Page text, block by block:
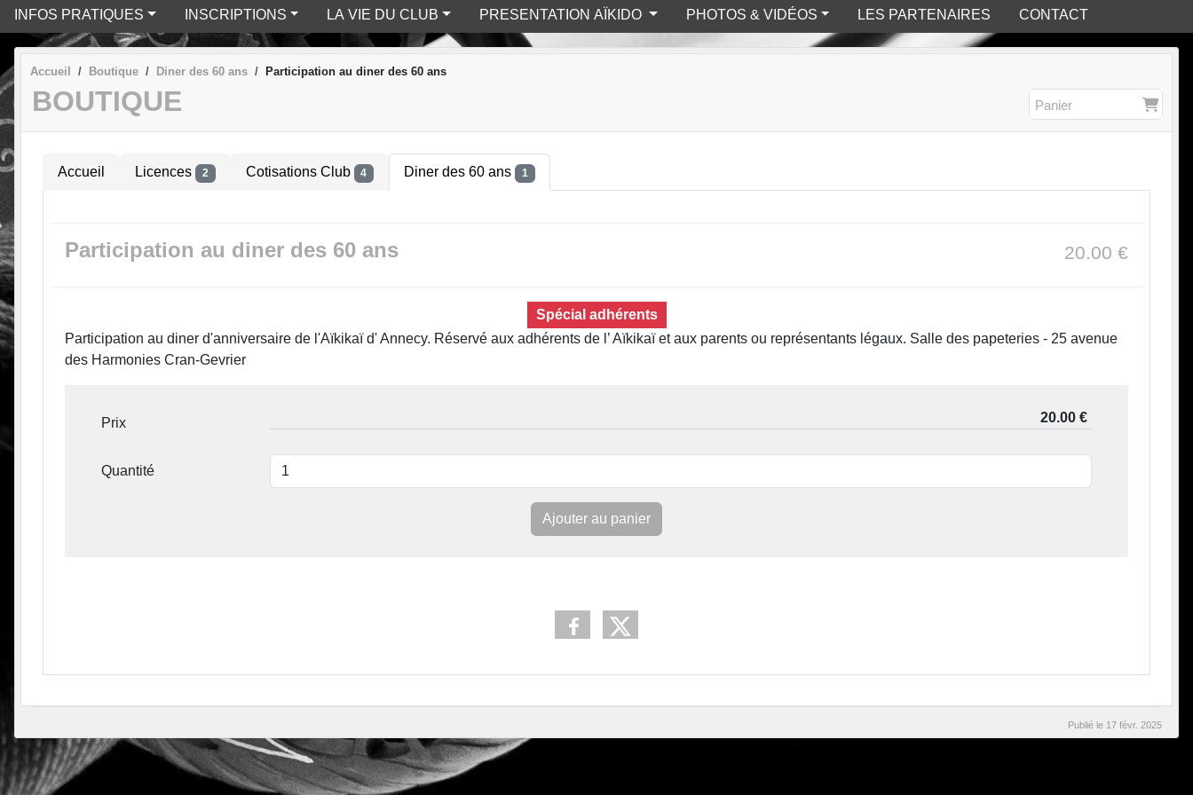
INFOS PRATIQUES INSCRIPTIONS LA VIE DU CLUB PRESENTATION AÏKIDO PHOTOS & VIDÉOS LES PARTENAIRES CONTACT
Accueil Boutique Diner des 60 ans Participation au diner des 60 ans
BOUTIQUE Panier
Accueil Licences 2 Cotisations Club 4 Diner des 60 ans 1
Participation au diner des 60 ans 20.00 €
Spécial adhérents
Participation au diner d'anniversaire de l'Aïkikaï d' Annecy. Réservé aux adhérents de l’ Aïkikaï et aux parents ou représentants légaux. Salle des papeteries - 25 avenue
des Harmonies Cran-Gevrier
Prix
Quantité
Ajouter au panier
Publié le 17 févr. 2025